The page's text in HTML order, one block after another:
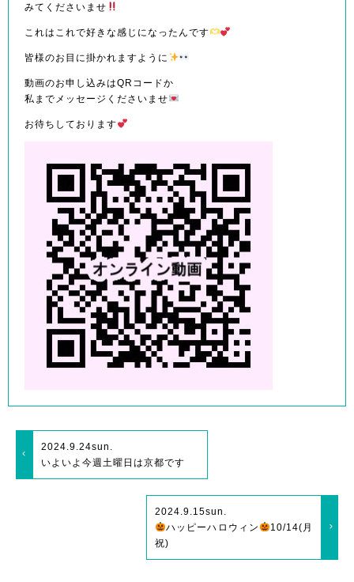
みてくださいませ
これはこれで好きな感じになったんです
皆様のお目に掛かれますように
動画のお申し込みはQRコードか
私までメッセージくださいませ
お待ちしております
2024.9.24sun.
いよいよ今週土曜日は京都です
2024.9.15sun.
ハッピーハロウィン
10/14(月
祝)